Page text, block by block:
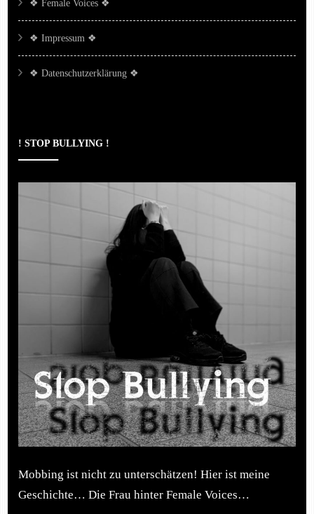
❖ Female Voices ❖
❖ Impressum ❖
❖ Datenschutzerklärung ❖
! STOP BULLYING !
Mobbing ist nicht zu unterschätzen! Hier ist meine
Geschichte… Die Frau hinter Female Voices…